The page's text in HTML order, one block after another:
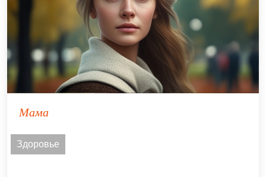
Мама
Здоровье